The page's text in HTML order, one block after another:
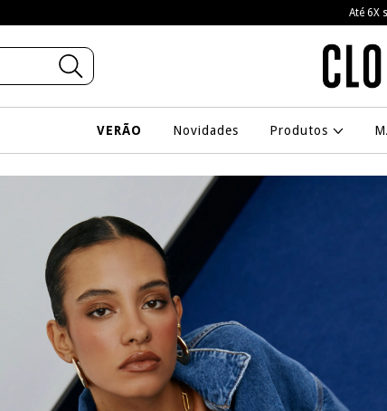
Frete grátis a
VERÃO Novidades Produtos